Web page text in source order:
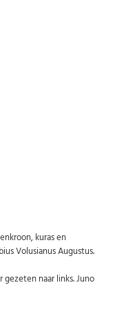
kuras en
Volusianus Augustus.
gezeten naar links. Juno